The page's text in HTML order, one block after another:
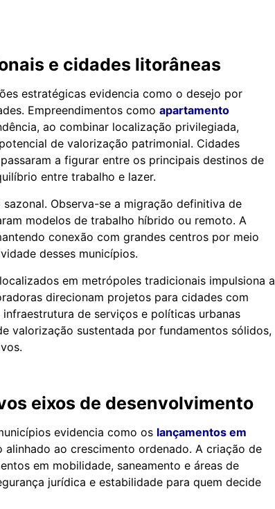
e cidades litorâneas
estratégicas evidencia como o desejo por
Empreendimentos como apartamento
ao combinar localização privilegiada,
de valorização patrimonial. Cidades
a figurar entre os principais destinos de
entre trabalho e lazer.
Observa-se a migração definitiva de
modelos de trabalho híbrido ou remoto. A
conexão com grandes centros por meio
desses municípios.
em metrópoles tradicionais impulsiona a
direcionam projetos para cidades com
de serviços e políticas urbanas
valorização sustentada por fundamentos sólidos,
eixos de desenvolvimento
evidencia como os lançamentos em
alinhado ao crescimento ordenado. A criação de
em mobilidade, saneamento e áreas de
jurídica e estabilidade para quem decide